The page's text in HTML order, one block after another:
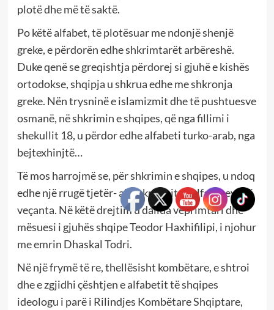
plotë dhe më të saktë.
Po këtë alfabet, të plotësuar me ndonjë shenjë
greke, e përdorën edhe shkrimtarët arbëreshë.
Duke qenë se greqishtja përdorej si gjuhë e kishës
ortodokse, shqipja u shkrua edhe me shkronja
greke. Nën trysninë e islamizmit dhe të pushtuesve
osmanë, në shkrimin e shqipes, që nga fillimi i
shekullit 18, u përdor edhe alfabeti turko-arab, nga
bejtexhinjtë…
Të mos harrojmë se, për shkrimin e shqipes, u ndoq
edhe një rrugë tjetër- ajo e krijimit të alfabeteve të
veçanta. Në këtë drejtim u dallua veprimtari dhe
mësuesi i gjuhës shqipe Teodor Haxhifilipi, i njohur
me emrin Dhaskal Todri.
Në një frymë të re, thellësisht kombëtare, e shtroi
dhe e zgjidhi çështjen e alfabetit të shqipes
ideologu i parë i Rilindjes Kombëtare Shqiptare,